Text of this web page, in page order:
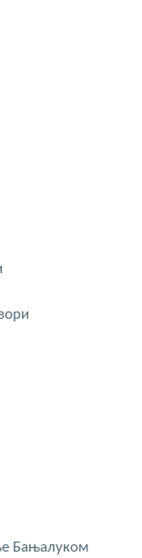
Бањалуком